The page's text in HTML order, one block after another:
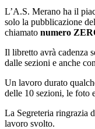
L’A.S. Merano ha il
solo la pubblicazione
chiamato numero
Il libretto avrà cadenza
dalle sezioni e anche
Un lavoro durato
delle 10 sezioni, le foto
La Segreteria ringrazia
lavoro svolto.